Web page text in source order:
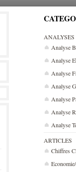
ANALYSES
Analyse
Analyse
Analyse
Analyse
Analyse
Analyse
Analyse
ARTICLES
Chiffres